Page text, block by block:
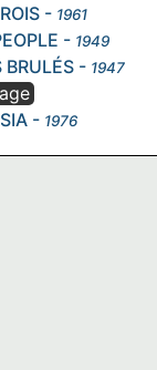
- 1961
- 1949
BRULÉS - 1947
- 1976